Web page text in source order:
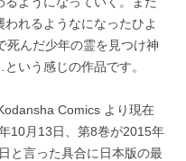
れるようなになったひよ
死んだ少年の霊を見つけ神
いう感じの作品です。
Comics より現在
10月13日、第8巻が2015年
と言った具合に日本版の最